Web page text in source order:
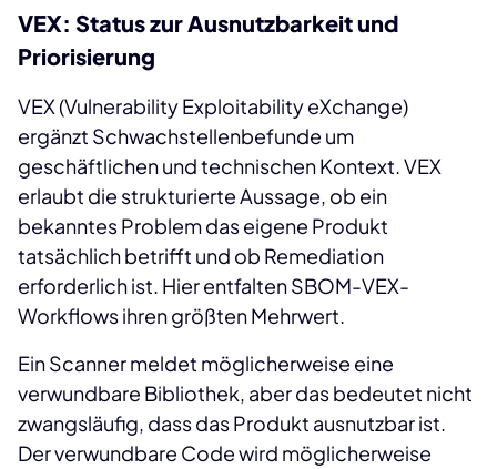
VEX: Status zur Ausnutzbarkeit und
Priorisierung
VEX (Vulnerability Exploitability eXchange)
ergänzt Schwachstellenbefunde um
geschäftlichen und technischen Kontext. VEX
erlaubt die strukturierte Aussage, ob ein
bekanntes Problem das eigene Produkt
tatsächlich betrifft und ob Remediation
erforderlich ist. Hier entfalten SBOM-VEX-
Workflows ihren größten Mehrwert.
Ein Scanner meldet möglicherweise eine
verwundbare Bibliothek, aber das bedeutet nicht
zwangsläufig, dass das Produkt ausnutzbar ist.
Der verwundbare Code wird möglicherweise